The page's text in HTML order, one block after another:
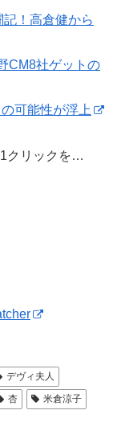
！高倉健から
CM8社ゲットの
可能性が浮上
クリックを…
デヴィ夫人
杏
米倉涼子